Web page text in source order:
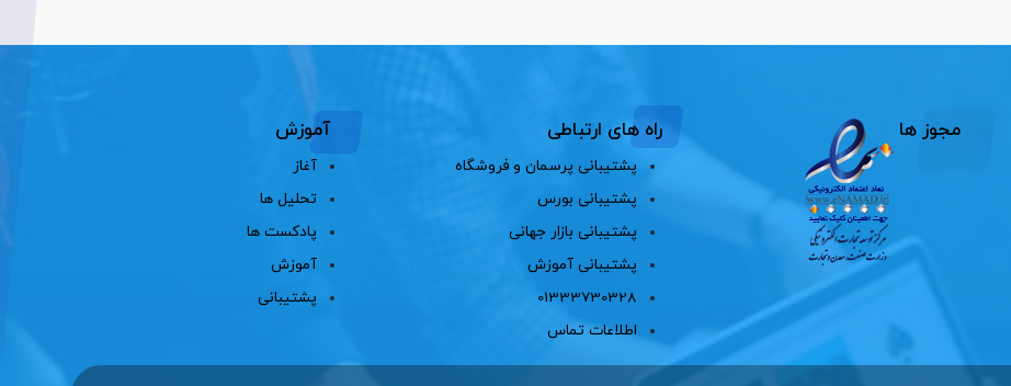
مجوز ها راه های ارتباطی
پشتیبانی پرسمان و فروشگاه
پشتیبانی بورس
پشتیبانی بازار جهانی
پشتیبانی آموزش
01333730328
اطلاعات تماس
آموزش
آغاز
تحلیل ها
پادکست ها
آموزش
پشتیبانی